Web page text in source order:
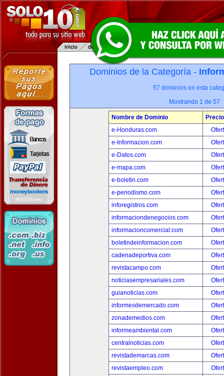
Dominios de la Categoría -
57 dominios en esta
Mostrando 1 de 57
Nombre de Dominio
Precio
e-Honduras.com
e-Informacion.com
e-Datos.com
e-mapa.com
e-boletin.com
e-periodismo.com
inforegistros.com
informaciondenegocios.com
informacioncomercial.com
boletindeinformacion.com
cadenadeportiva.com
revistacampo.com
noticiasempresariales.com
guianoticias.com
informesdemercado.com
zonademedios.com
informeambiental.com
centralnoticias.com
revistademarcas.com
revistaempleo.com